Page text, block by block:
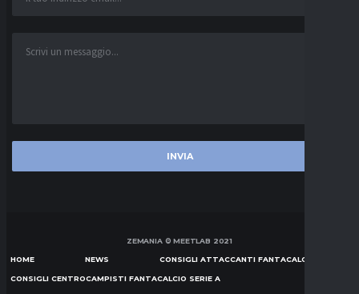
ZEMANIA © MEETLAB 2021
HOME NEWS CONSIGLI ATTACCANTI FANTACALCIO SERIE A
CONSIGLI CENTROCAMPISTI FANTACALCIO SERIE A